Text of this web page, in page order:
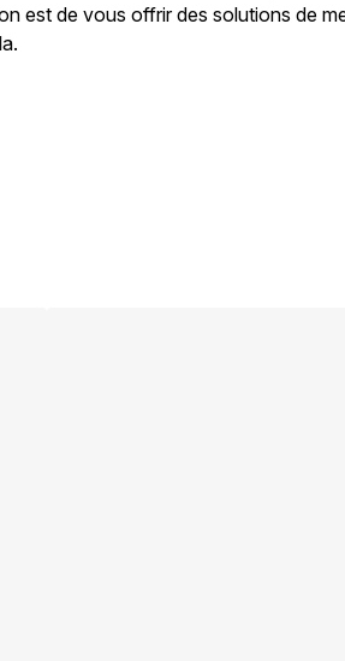
est de vous offrir des solutions de